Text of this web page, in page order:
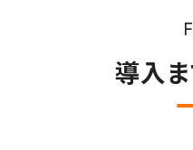
導入